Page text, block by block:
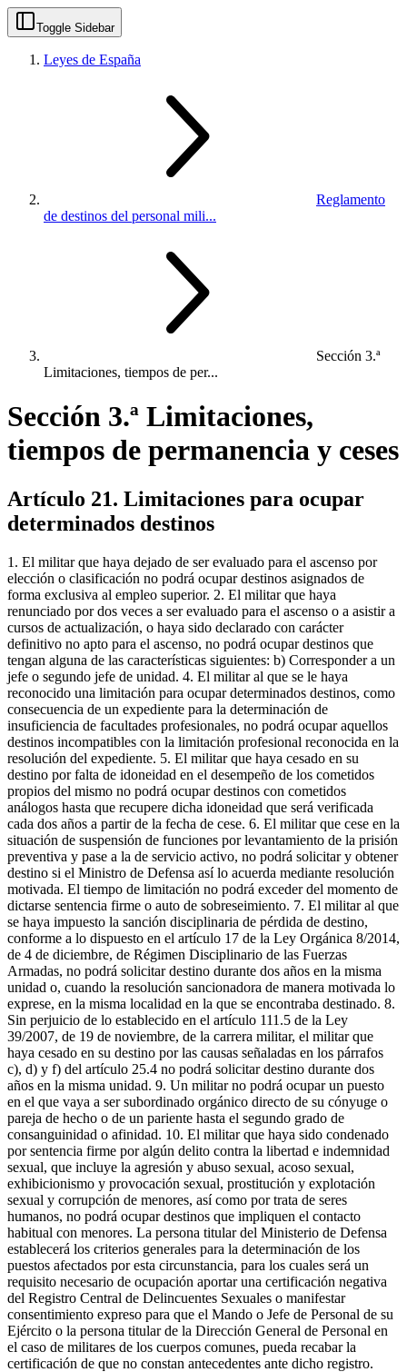
Toggle Sidebar
Leyes de España
Reglamento
de destinos del personal mili...
Sección 3.ª
Limitaciones, tiempos de per...
Sección 3.ª Limitaciones,
tiempos de permanencia y ceses
Artículo 21. Limitaciones para ocupar
determinados destinos
1. El militar que haya dejado de ser evaluado para el ascenso por
elección o clasificación no podrá ocupar destinos asignados de
forma exclusiva al empleo superior. 2. El militar que haya
renunciado por dos veces a ser evaluado para el ascenso o a asistir a
cursos de actualización, o haya sido declarado con carácter
definitivo no apto para el ascenso, no podrá ocupar destinos que
tengan alguna de las características siguientes: b) Corresponder a un
jefe o segundo jefe de unidad. 4. El militar al que se le haya
reconocido una limitación para ocupar determinados destinos, como
consecuencia de un expediente para la determinación de
insuficiencia de facultades profesionales, no podrá ocupar aquellos
destinos incompatibles con la limitación profesional reconocida en la
resolución del expediente. 5. El militar que haya cesado en su
destino por falta de idoneidad en el desempeño de los cometidos
propios del mismo no podrá ocupar destinos con cometidos
análogos hasta que recupere dicha idoneidad que será verificada
cada dos años a partir de la fecha de cese. 6. El militar que cese en la
situación de suspensión de funciones por levantamiento de la prisión
preventiva y pase a la de servicio activo, no podrá solicitar y obtener
destino si el Ministro de Defensa así lo acuerda mediante resolución
motivada. El tiempo de limitación no podrá exceder del momento de
dictarse sentencia firme o auto de sobreseimiento. 7. El militar al que
se haya impuesto la sanción disciplinaria de pérdida de destino,
conforme a lo dispuesto en el artículo 17 de la Ley Orgánica 8/2014,
de 4 de diciembre, de Régimen Disciplinario de las Fuerzas
Armadas, no podrá solicitar destino durante dos años en la misma
unidad o, cuando la resolución sancionadora de manera motivada lo
exprese, en la misma localidad en la que se encontraba destinado. 8.
Sin perjuicio de lo establecido en el artículo 111.5 de la Ley
39/2007, de 19 de noviembre, de la carrera militar, el militar que
haya cesado en su destino por las causas señaladas en los párrafos
c), d) y f) del artículo 25.4 no podrá solicitar destino durante dos
años en la misma unidad. 9. Un militar no podrá ocupar un puesto
en el que vaya a ser subordinado orgánico directo de su cónyuge o
pareja de hecho o de un pariente hasta el segundo grado de
consanguinidad o afinidad. 10. El militar que haya sido condenado
por sentencia firme por algún delito contra la libertad e indemnidad
sexual, que incluye la agresión y abuso sexual, acoso sexual,
exhibicionismo y provocación sexual, prostitución y explotación
sexual y corrupción de menores, así como por trata de seres
humanos, no podrá ocupar destinos que impliquen el contacto
habitual con menores. La persona titular del Ministerio de Defensa
establecerá los criterios generales para la determinación de los
puestos afectados por esta circunstancia, para los cuales será un
requisito necesario de ocupación aportar una certificación negativa
del Registro Central de Delincuentes Sexuales o manifestar
consentimiento expreso para que el Mando o Jefe de Personal de su
Ejército o la persona titular de la Dirección General de Personal en
el caso de militares de los cuerpos comunes, pueda recabar la
certificación de que no constan antecedentes ante dicho registro.